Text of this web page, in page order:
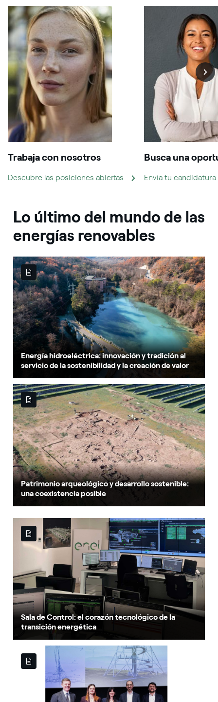
Trabaja con nosotros
Descubre las posiciones abiertas
Busca una
Envía tu candidatura
Lo último del mundo de las
energías renovables
Energía hidroeléctrica: innovación y tradición al
servicio de la sostenibilidad y la creación de valor
Patrimonio arqueológico y desarrollo sostenible:
una coexistencia posible
Sala de Control: el corazón tecnológico de la
transición energética